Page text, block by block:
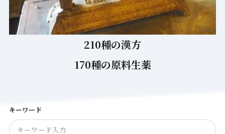
210種の漢方
170種の原料生薬
キーワード